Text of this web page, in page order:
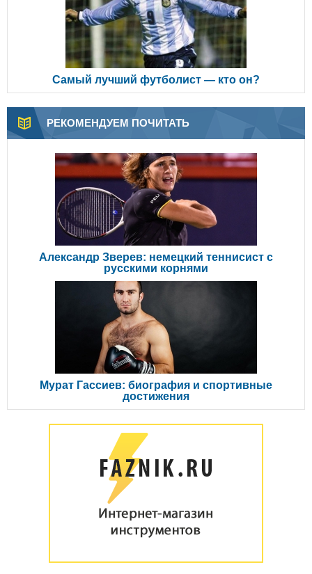
Самый лучший футболист — кто он?
РЕКОМЕНДУЕМ ПОЧИТАТЬ
Александр Зверев: немецкий теннисист с
русскими корнями
Мурат Гассиев: биография и спортивные
достижения